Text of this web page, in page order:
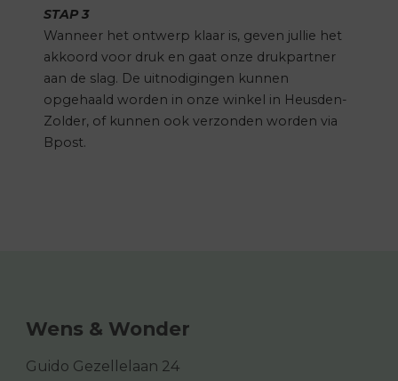
STAP 3
Wanneer het ontwerp klaar is, geven jullie het
akkoord voor druk en gaat onze drukpartner
aan de slag. De uitnodigingen kunnen
opgehaald worden in onze winkel in Heusden-
Zolder, of kunnen ook verzonden worden via
Bpost.
Wens & Wonder
Guido Gezellelaan 24